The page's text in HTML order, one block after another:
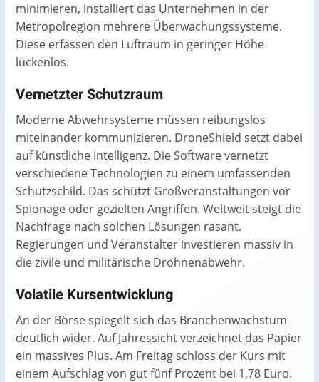
minimieren, installiert das Unternehmen in der
Metropolregion mehrere Überwachungssysteme.
Diese erfassen den Luftraum in geringer Höhe
lückenlos.
Vernetzter Schutzraum
Moderne Abwehrsysteme müssen reibungslos
miteinander kommunizieren. DroneShield setzt dabei
auf künstliche Intelligenz. Die Software vernetzt
verschiedene Technologien zu einem umfassenden
Schutzschild. Das schützt Großveranstaltungen vor
Spionage oder gezielten Angriffen. Weltweit steigt die
Nachfrage nach solchen Lösungen rasant.
Regierungen und Veranstalter investieren massiv in
die zivile und militärische Drohnenabwehr.
Volatile Kursentwicklung
An der Börse spiegelt sich das Branchenwachstum
deutlich wider. Auf Jahressicht verzeichnet das Papier
ein massives Plus. Am Freitag schloss der Kurs mit
einem Aufschlag von gut fünf Prozent bei 1,78 Euro.